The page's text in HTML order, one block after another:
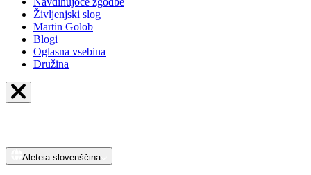
Življenjski slog
Martin Golob
Blogi
Oglasna vsebina
Družina
Aleteia slovenščina